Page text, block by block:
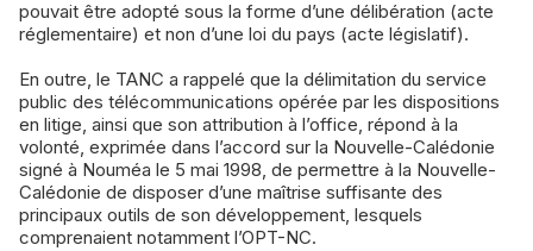
pouvait être adopté sous la forme d’une délibération (acte
réglementaire) et non d’une loi du pays (acte législatif).
En outre, le TANC a rappelé que la délimitation du service
public des télécommunications opérée par les dispositions
en litige, ainsi que son attribution à l’office, répond à la
volonté, exprimée dans l’accord sur la Nouvelle-Calédonie
signé à Nouméa le 5 mai 1998, de permettre à la Nouvelle-
Calédonie de disposer d’une maîtrise suffisante des
principaux outils de son développement, lesquels
comprenaient notamment l’OPT-NC.